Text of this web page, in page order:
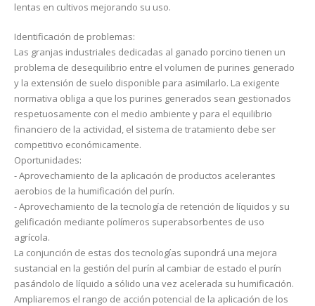
lentas en cultivos mejorando su uso.
Identificación de problemas:
Las granjas industriales dedicadas al ganado porcino tienen un
problema de desequilibrio entre el volumen de purines generado
y la extensión de suelo disponible para asimilarlo. La exigente
normativa obliga a que los purines generados sean gestionados
respetuosamente con el medio ambiente y para el equilibrio
financiero de la actividad, el sistema de tratamiento debe ser
competitivo económicamente.
Oportunidades:
- Aprovechamiento de la aplicación de productos acelerantes
aerobios de la humificación del purín.
- Aprovechamiento de la tecnología de retención de líquidos y su
gelificación mediante polímeros superabsorbentes de uso
agrícola.
La conjunción de estas dos tecnologías supondrá una mejora
sustancial en la gestión del purín al cambiar de estado el purín
pasándolo de líquido a sólido una vez acelerada su humificación.
Ampliaremos el rango de acción potencial de la aplicación de los